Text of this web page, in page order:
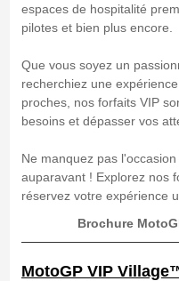
espaces de hospitalité
pilotes et bien plus encore.
Que vous soyez un
recherchiez une
proches, nos forfaits VIP
besoins et dépasser vos
Ne manquez pas
auparavant ! Explorez nos
réservez votre expérience
Brochure
MotoGP VIP